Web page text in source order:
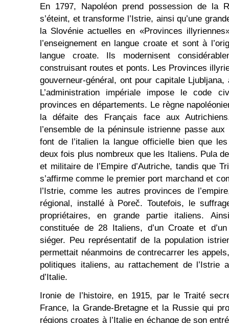
En 1797, Napoléon prend possession de la
s’éteint, et transforme l’Istrie, ainsi qu’une
la Slovénie actuelles en «Provinces
l’enseignement en langue croate et sont à
langue croate. Ils modernisent
construisant routes et ponts. Les Provinces
gouverneur-général, ont pour capitale Ljubljana,
L’administration impériale impose le code
provinces en départements. Le règne
la défaite des Français face aux
l’ensemble de la péninsule istrienne passe
font de l’italien la langue officielle bien que
deux fois plus nombreux que les Italiens. Pula
et militaire de l’Empire d’Autriche, tandis que
s’affirme comme le premier port marchand et
l’Istrie, comme les autres provinces de
régional, installé à Poreč. Toutefois, le
propriétaires, en grande partie italiens.
constituée de 28 Italiens, d’un Croate et
siéger. Peu représentatif de la population
permettait néanmoins de contrecarrer les
politiques italiens, au rattachement de l’Istrie
d’Italie.
Ironie de l’histoire, en 1915, par le Traité
France, la Grande-Bretagne et la Russie qui
régions croates à l’Italie en échange de son